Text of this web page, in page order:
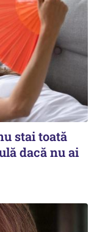
stai toată
dacă nu ai